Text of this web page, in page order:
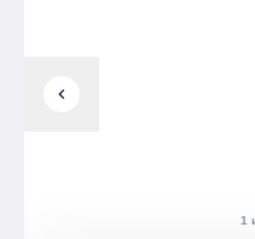
chevron_left
1